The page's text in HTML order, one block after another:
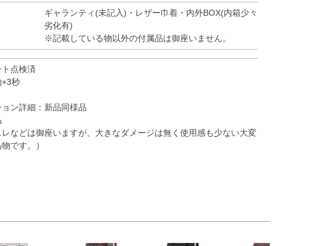
ギャランティ(未記入)・レザー巾着・内外BOX(内箱少々
劣化有)
※記載している物以外の付属品は御座いません。
ト点検済
+3秒
ョン詳細：新品同様品
レなどは御座いますが、大きなダメージは無く使用感も少ない大変
です。）